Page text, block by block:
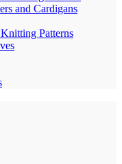
and Cardigans
Patterns